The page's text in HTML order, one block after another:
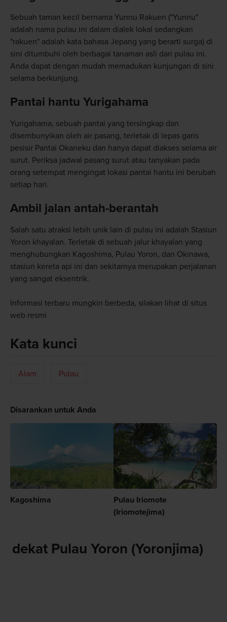
Sebuah taman kecil bernama Yunnu Rakuen ("Yunnu"
adalah nama pulau ini dalam dialek lokal sedangkan
"rakuen" adalah kata bahasa Jepang yang berarti surga) di
sini ditumbuhi oleh berbagai tanaman asli dari pulau ini.
Anda dapat dengan mudah memadukan kunjungan di sini
selama berkunjung.
Pantai hantu Yurigahama
Yurigahama, sebuah pantai yang tersingkap dan
disembunyikan oleh air pasang, terletak di lepas garis
pesisir Pantai Okaneku dan hanya dapat diakses selama air
surut. Periksa jadwal pasang surut atau tanyakan pada
orang setempat mengingat lokasi pantai hantu ini berubah
setiap hari.
Ambil jalan antah-berantah
Salah satu atraksi lebih unik lain di pulau ini adalah Stasiun
Yoron khayalan. Terletak di sebuah jalur khayalan yang
menghubungkan Kagoshima, Pulau Yoron, dan Okinawa,
stasiun kereta api ini dan sekitarnya merupakan perjalanan
yang sangat eksentrik.
Informasi terbaru mungkin berbeda, silakan lihat di situs
web resmi
Kata kunci
Alam Pulau
Disarankan untuk Anda
Kagoshima
Pulau Iriomote
(Iriomotejima)
dekat Pulau Yoron (Yoronjima)